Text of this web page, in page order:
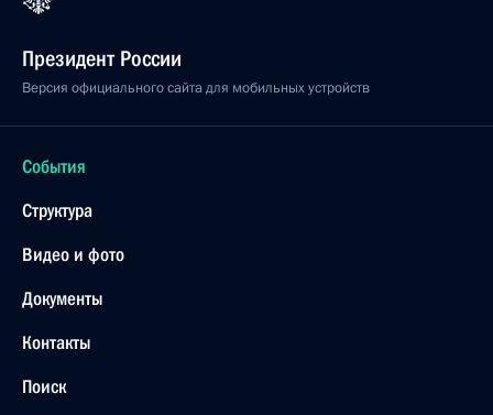
Президент России
Версия официального сайта для мобильных устройств
События
Структура
Видео и фото
Документы
Контакты
Поиск